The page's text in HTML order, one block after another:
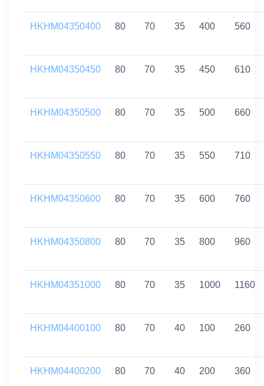
HKHM04350400 80 70 35 400 560
HKHM04350450 80 70 35 450 610
HKHM04350500 80 70 35 500 660
HKHM04350550 80 70 35 550 710
HKHM04350600 80 70 35 600 760
HKHM04350800 80 70 35 800 960
HKHM04351000 80 70 35 1000 1160
HKHM04400100 80 70 40 100 260
HKHM04400200 80 70 40 200 360